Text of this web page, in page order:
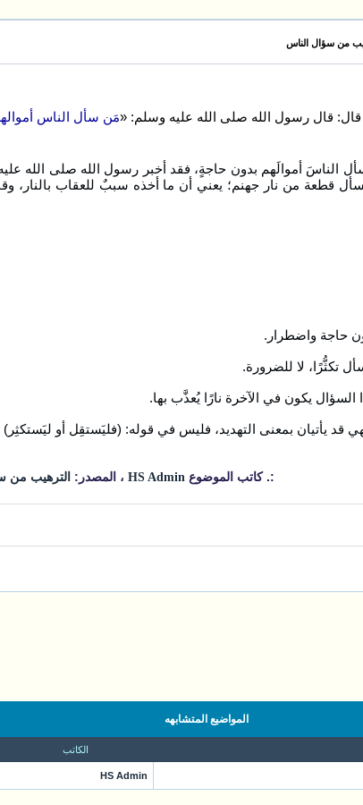
من سؤال الناس
قال رسول الله صلى الله عليه وسلم: «مَن سأل الناس
الناسَ أموالَهم بدون حاجةٍ، فقد أخبر رسول الله صلى الله
قطعة من نار جهنم؛ يعني أن ما أخذه سببٌ للعقاب بالنار،
حاجة واضطرار.
تكثُّرًا، لا للضرورة.
السؤال يكون في الآخرة نارًا يُعذَّب بها.
قد يأتيان بمعنى التهديد، فليس في قوله: (فليَستقِل أو ليَستكثِر)
:. كاتب الموضوع HS Admin ، المصدر: الترهيب من
المواضيع المتشابهه
الكاتب
HS Admin